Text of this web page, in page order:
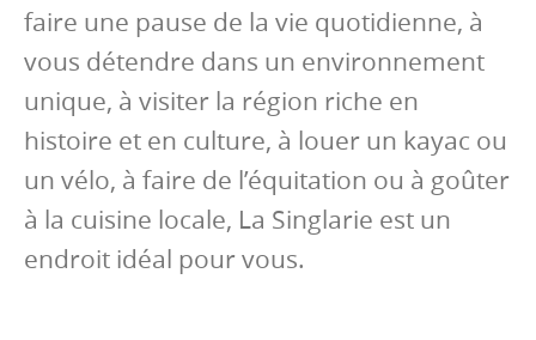
faire une pause de la vie quotidienne, à
vous détendre dans un environnement
unique, à visiter la région riche en
histoire et en culture, à louer un kayac ou
un vélo, à faire de l’équitation ou à goûter
à la cuisine locale, La Singlarie est un
endroit idéal pour vous.